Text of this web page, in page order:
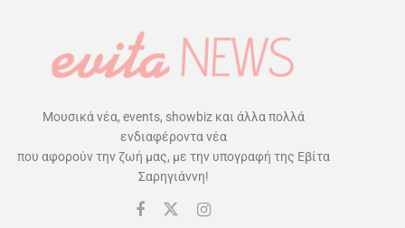
Μουσικά νέα, events, showbiz και άλλα πολλά
ενδιαφέροντα νέα
που αφορούν την ζωή μας, με την υπογραφή της Εβίτα
Σαρηγιάννη!